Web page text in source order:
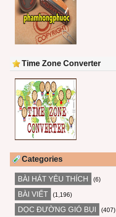
Time Zone Converter
Categories
BÀI HÁT YÊU THÍCH (6)
BÀI VIẾT (1,196)
DỌC ĐƯỜNG GIÓ BỤI (407)